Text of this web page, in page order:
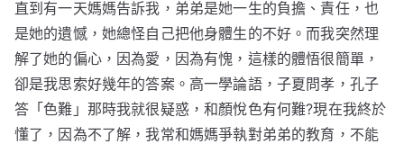
直到有一天媽媽告訴我，弟弟是她一生的負擔、責任，也
是她的遺憾，她總怪自己把他身體生的不好。而我突然理
解了她的偏心，因為愛，因為有愧，這樣的體悟很簡單，
卻是我思索好幾年的答案。高一學論語，子夏問孝，孔子
答「色難」那時我就很疑惑，和顏悅色有何難?現在我終於
懂了，因為不了解，我常和媽媽爭執對弟弟的教育，不能